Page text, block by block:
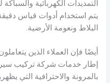
التمديدات الكهربائية
يتم استخدام أدوات قياس
البلاط ونعومة الأرضية.
أيضًا فإن العملاء الذين
إطار خدمات شركة تركيب
بالمرونة والاحترافية التي